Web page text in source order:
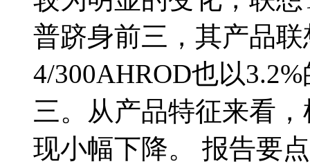
普跻身前三，其产品联
4/300AHROD也以
三。从产品特征来看
现小幅下降。 报告要